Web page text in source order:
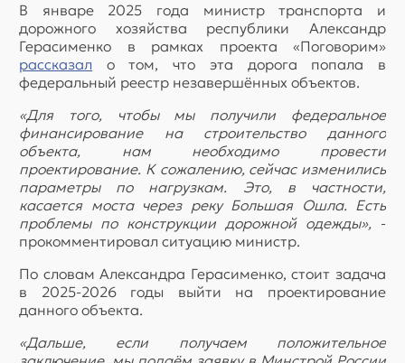
В январе 2025 года министр транспорта и
дорожного хозяйства республики Александр
Герасименко в рамках проекта «Поговорим»
рассказал о том, что эта дорога попала в
федеральный реестр незавершённых объектов.
«Для того, чтобы мы получили федеральное
финансирование на строительство данного
объекта, нам необходимо провести
проектирование. К сожалению, сейчас изменились
параметры по нагрузкам. Это, в частности,
касается моста через реку Большая Ошла. Есть
проблемы по конструкции дорожной одежды», -
прокомментировал ситуацию министр.
По словам Александра Герасименко, стоит задача
в 2025-2026 годы выйти на проектирование
данного объекта.
«Дальше, если получаем положительное